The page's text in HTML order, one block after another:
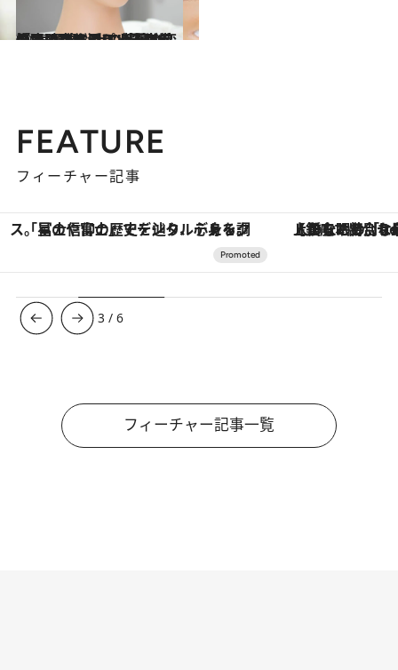
2025.10.21
「眉頭はどこ？」乳がん治療の副作用による脱毛や肌のくすみ…“外見の変化”は想像以上の苦痛が。悩みに寄り添う《資生堂のメイクアップレッスン》
ライフスタイル
FEATURE
フィーチャー記事
【銀座で出合う最旬美容】美髪ケアや上質な眠り…セルフケアのアップデートから、特別な名入れギフトまで。大人のための「ReFa GINZA」クルーズ ヴァシュロン・コンスタンタ
3 /6
フィーチャー記事一覧